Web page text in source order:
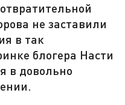
не заставили
в так
блогера Насти
в довольно